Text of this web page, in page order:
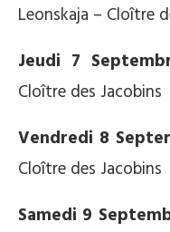
Leonskaja – Cloître
Jeudi 7
Cloître des Jacobins
Vendredi 8
Cloître des Jacobins
Samedi 9